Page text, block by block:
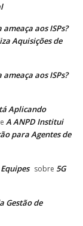
aos ISPs?
Aquisições de
aos ISPs?
Aplicando
A ANPD Institui
para Agentes de
sobre 5G
Gestão de